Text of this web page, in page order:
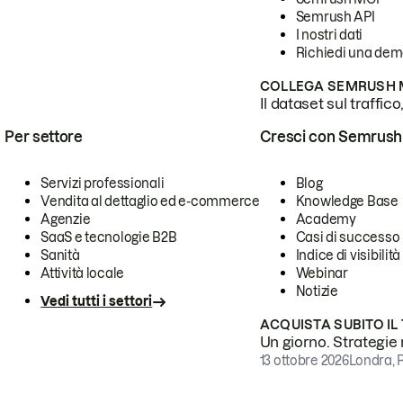
Semrush API
I nostri dati
Richiedi una
COLLEGA SEMRUSH
Il dataset sul
Per settore
Servizi professionali
Vendita al dettaglio ed e-commerce
Agenzie
SaaS e tecnologie B2B
Sanità
Attività locale
Vedi tutti i settori
Cresci con Semrush
Blog
Knowledge Base
Academy
Casi di successo
Indice di visibilità
Webinar
Notizie
ACQUISTA SUBITO IL
Un giorno.
13 ottobre 2026Londra,